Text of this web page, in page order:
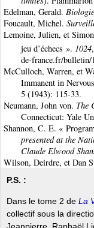
Edelman, Gerald.
Foucault, Michel.
Lemoine, Julien, et
jeu d’échecs ». 1024
de-france.fr/bulletin/
McCulloch, Warren, et
Immanent in
5 (1943): 115‑33.
Neumann, John von. The
Connecticut: Yale
Shannon, C. E. «
presented at the
Claude Elwood
Wilson, Deirdre, et Dan
P.S. :
Dans le tome 2 de La
collectif sous la